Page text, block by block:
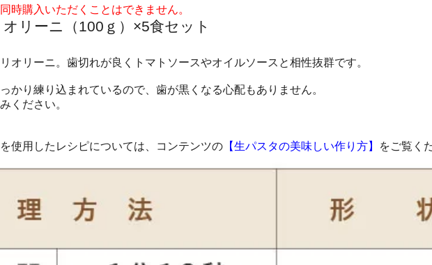
時購入いただくことはできません。
リーニ（100ｇ）×5食セット
オリーニ。歯切れが良くトマトソースやオイルソースと相性抜群です。
かり練り込まれているので、歯が黒くなる心配もありません。
ください。
使用したレシピについては、コンテンツの 【生パスタの美味しい作り方】 をご覧く